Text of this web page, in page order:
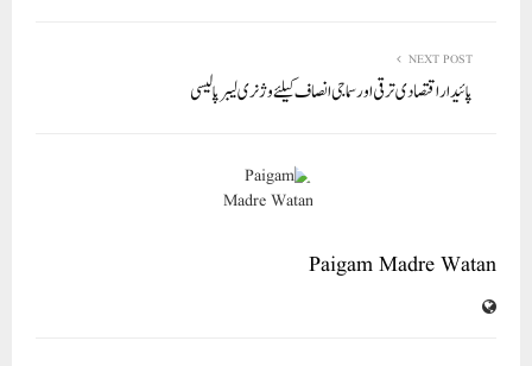
NEXT POST
پائیدار اقتصادی ترقی اور سماجی انصاف کیلئے وژنری لیبر پالیسی
Paigam Madre Watan